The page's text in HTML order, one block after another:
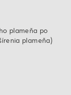
plameňa po
plameňa)